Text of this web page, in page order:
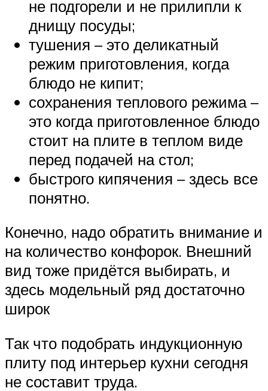
не подгорели и не прилипли к
днищу посуды;
тушения – это деликатный
режим приготовления, когда
блюдо не кипит;
сохранения теплового режима –
это когда приготовленное блюдо
стоит на плите в теплом виде
перед подачей на стол;
быстрого кипячения – здесь все
понятно.
Конечно, надо обратить внимание и
на количество конфорок. Внешний
вид тоже придётся выбирать, и
здесь модельный ряд достаточно
широк
Так что подобрать индукционную
плиту под интерьер кухни сегодня
не составит труда.